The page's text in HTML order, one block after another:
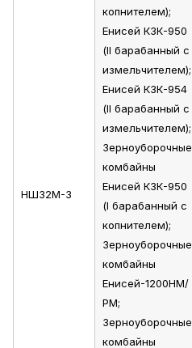
НШ32М-3
копнителем);
Енисей КЗК-950
(II барабанный с
измельчителем);
Енисей КЗК-954
(II барабанный с
измельчителем);
Зерноуборочные
комбайны
Енисей КЗК-950
(I барабанный с
копнителем);
Зерноуборочные
комбайны
Енисей-1200НМ/
РМ;
Зерноуборочные
комбайны